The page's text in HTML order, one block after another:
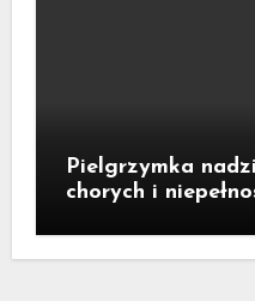
Pielgrzymka
chorych i